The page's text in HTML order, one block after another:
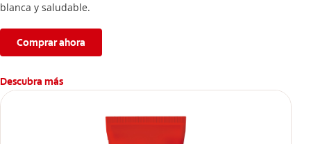
blanca y saludable.
Comprar ahora
Descubra más